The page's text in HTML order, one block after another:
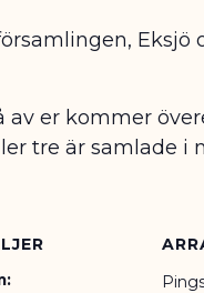
Eksjö
av er kommer
tre är samlade